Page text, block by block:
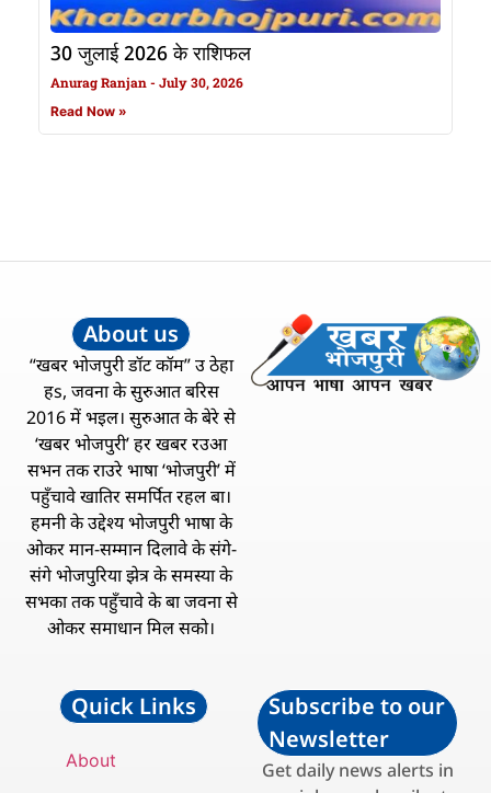
30 जुलाई 2026 के राशिफल
Anurag Ranjan July 30, 2026
Read Now »
About us
“खबर भोजपुरी डॉट कॉम” उ ठेहा
हs, जवना के सुरुआत बरिस
2016 में भइल। सुरुआत के बेरे से
‘खबर भोजपुरी’ हर खबर रउआ
सभन तक राउरे भाषा ‘भोजपुरी’ में
पहुँचावे खातिर समर्पित रहल बा।
हमनी के उद्देश्य भोजपुरी भाषा के
ओकर मान-सम्मान दिलावे के संगे-
संगे भोजपुरिया झेत्र के समस्या के
सभका तक पहुँचावे के बा जवना से
ओकर समाधान मिल सको।
Quick Links
About
Subscribe to our
Newsletter
Get daily news alerts in